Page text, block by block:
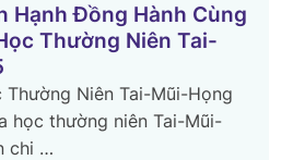
Hạnh Đồng Hành Cùng
Thường Niên Tai-
Thường Niên Tai-Mũi-Họng
học thường niên Tai-Mũi-
chi …